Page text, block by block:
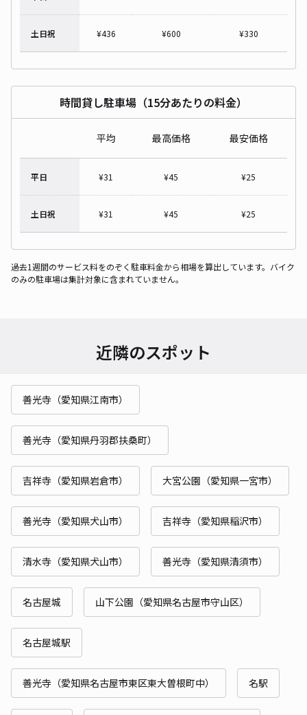
土日祝 ¥436 ¥600 ¥330
時間貸し駐車場（15分あたりの料金）
平均 最高価格 最安価格
平日 ¥31 ¥45 ¥25
土日祝 ¥31 ¥45 ¥25
過去1週間のサービス料をのぞく駐車料金から相場を算出しています。バイク
のみの駐車場は集計対象に含まれていません。
近隣のスポット
善光寺（愛知県江南市）
善光寺（愛知県丹羽郡扶桑町）
吉祥寺（愛知県岩倉市） 大宮公園（愛知県一宮市）
善光寺（愛知県犬山市） 吉祥寺（愛知県稲沢市）
清水寺（愛知県犬山市） 善光寺（愛知県清須市）
名古屋城 山下公園（愛知県名古屋市守山区）
名古屋城駅
善光寺（愛知県名古屋市東区東大曽根町中） 名駅